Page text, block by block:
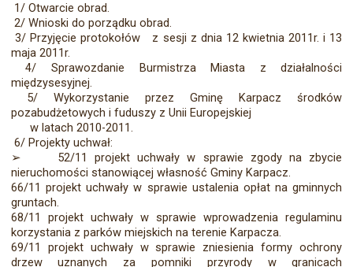
1/ Otwarcie obrad.
2/ Wnioski do porządku obrad.
3/ Przyjęcie protokołów z sesji z dnia 12 kwietnia 2011r. i 13
maja 2011r.
4/ Sprawozdanie Burmistrza Miasta z działalności
międzysesyjnej.
5/ Wykorzystanie przez Gminę Karpacz środków
pozabudżetowych i fuduszy z Unii Europejskiej
w latach 2010-2011.
6/ Projekty uchwał:
➢
52/11 projekt uchwały w sprawie zgody na zbycie
nieruchomości stanowiącej własność Gminy Karpacz.
66/11 projekt uchwały w sprawie ustalenia opłat na gminnych
gruntach.
68/11 projekt uchwały w sprawie wprowadzenia regulaminu
korzystania z parków miejskich na terenie Karpacza.
69/11 projekt uchwały w sprawie zniesienia formy ochrony
drzew uznanych za pomniki przyrody w granicach